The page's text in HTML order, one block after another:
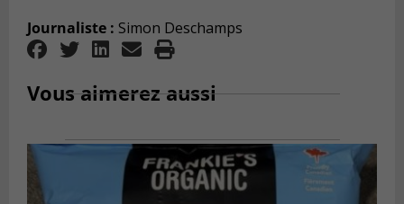
Journaliste : Simon Deschamps
Vous aimerez aussi